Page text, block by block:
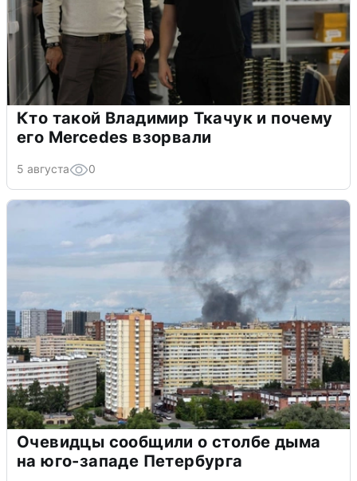
Кто такой Владимир Ткачук и почему
его Mercedes взорвали
5 августа 0
Очевидцы сообщили о столбе дыма
на юго-западе Петербурга